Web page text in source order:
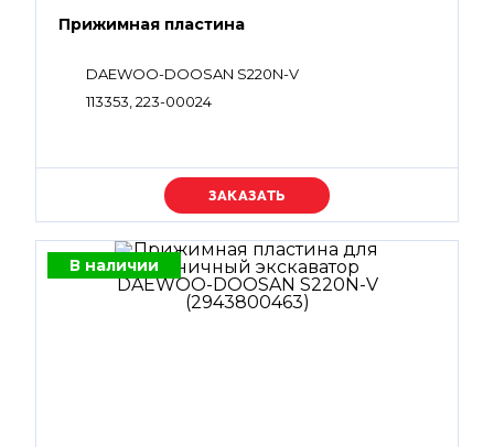
Прижимная пластина
DAEWOO-DOOSAN S220N-V
113353, 223-00024
Уточняйте цену
В наличии